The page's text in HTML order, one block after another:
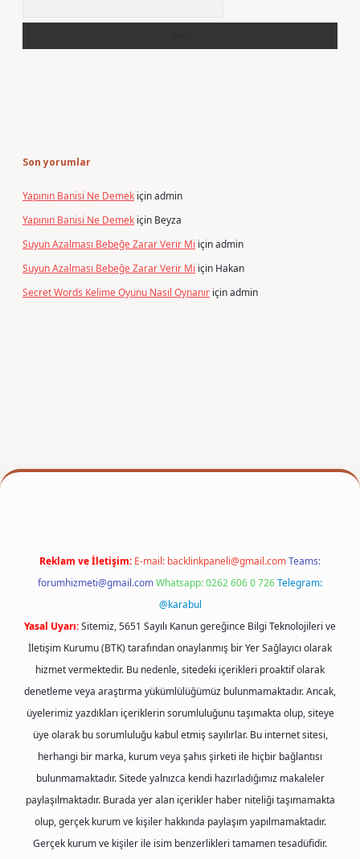
Son yorumlar
Yapının Banisi Ne Demek içinadmin
Yapının Banisi Ne Demek için Beyza
Suyun Azalması Bebeğe Zarar Verir Mi içinadmin
Suyun Azalması Bebeğe Zarar Verir Mi için Hakan
Secret Words Kelime Oyunu Nasıl Oynanır içinadmin
Reklam ve İletişim: E-mail: backlinkpaneli@gmail.comTeams:
forumhizmeti@gmail.comWhatsapp: 0262 606 0 726Telegram:
@karabul
Yasal Uyarı:Sitemiz, 5651 Sayılı Kanun gereğince Bilgi Teknolojileri ve
İletişim Kurumu (BTK) tarafından onaylanmış bir Yer Sağlayıcı olarak
hizmet vermektedir. Bu nedenle, sitedeki içerikleri proaktif olarak
denetleme veya araştırma yükümlülüğümüz bulunmamaktadır. Ancak,
üyelerimiz yazdıkları içeriklerin sorumluluğunu taşımakta olup, siteye
üye olarak bu sorumluluğu kabul etmiş sayılırlar. Bu internet sitesi,
herhangi bir marka, kurum veya şahıs şirketi ile hiçbir bağlantısı
bulunmamaktadır. Sitede yalnızca kendi hazırladığımız makaleler
paylaşılmaktadır. Burada yer alan içerikler haber niteliği taşımamakta
olup, gerçek kurum ve kişiler hakkında paylaşım yapılmamaktadır.
Gerçek kurum ve kişiler ile isim benzerlikleri tamamen tesadüfidir.